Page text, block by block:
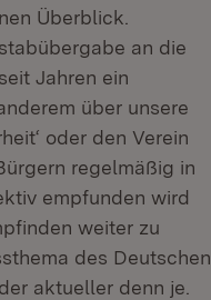
in neuem Fenster)
Überblick.
an die
Jahren ein
über unsere
oder den Verein
regelmäßig in
empfunden wird
weiter zu
des Deutschen
aktueller denn je.